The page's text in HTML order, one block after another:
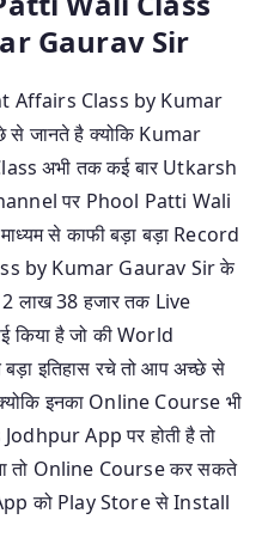
Gaurav Sir
Affairs Class by Kumar
जानते है क्योकि Kumar
अभी तक कई बार Utkarsh
पर Phool Patti Wali
से काफी बड़ा बड़ा Record
by Kumar Gaurav Sir के
लाख 38 हजार तक Live
है जो की World
इतिहास रचे तो आप अच्छे से
इनका Online Course भी
App पर होती है तो
तो Online Course कर सकते
को Play Store से Install